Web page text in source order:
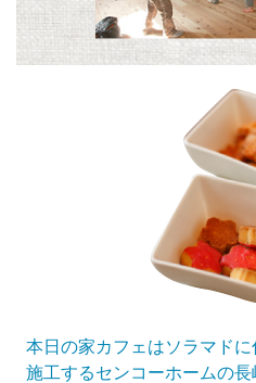
本日の家カフェはソラマド
施工するセンコーホームの